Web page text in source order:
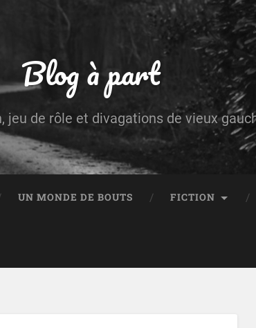
Blog à part
de rôle et divagations de vieux
UN MONDE DE BOUTS FICTION